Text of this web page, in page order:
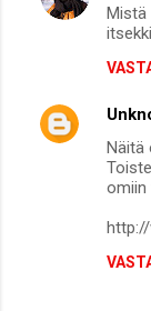
Mistä
Näitä
omiin